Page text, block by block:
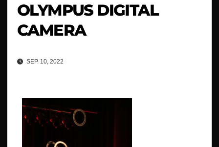
OLYMPUS DIGITAL
CAMERA
SEP. 10, 2022